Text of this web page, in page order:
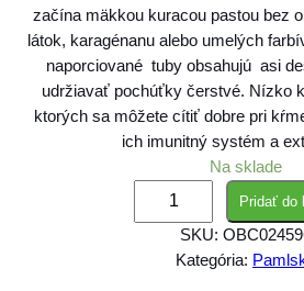
začína mäkkou kuracou pastou bez
látok, karagénanu alebo umelých
naporciované tuby obsahujú asi
udržiavať pochúťky čerstvé. Nízko
ktorých sa môžete cítiť dobre pri
ich imunitný systém a
Na sklade
Pridať do
SKU:
Kategória: